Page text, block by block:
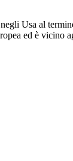
Usa al
ed è vicino